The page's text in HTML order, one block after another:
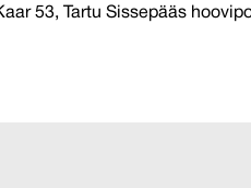
53, Tartu Sissepääs